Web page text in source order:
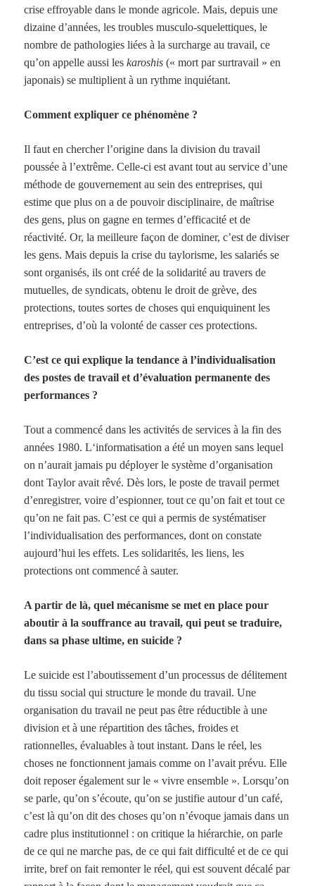
crise effroyable dans le monde agricole. Mais, depuis une
dizaine d’années, les troubles musculo-squelettiques, le
nombre de pathologies liées à la surcharge au travail, ce
qu’on appelle aussi leskaroshis (« mort par surtravail » en
japonais) se multiplient à un rythme inquiétant.
Comment expliquer ce phénomène ?
Il faut en chercher l’origine dans la division du travail
poussée à l’extrême. Celle-ci est avant tout au service d’une
méthode de gouvernement au sein des entreprises, qui
estime que plus on a de pouvoir disciplinaire, de maîtrise
des gens, plus on gagne en termes d’efficacité et de
réactivité. Or, la meilleure façon de dominer, c’est de diviser
les gens. Mais depuis la crise du taylorisme, les salariés se
sont organisés, ils ont créé de la solidarité au travers de
mutuelles, de syndicats, obtenu le droit de grève, des
protections, toutes sortes de choses qui enquiquinent les
entreprises, d’où la volonté de casser ces protections.
C’est ce qui explique la tendance à l’individualisation
des postes de travail et d’évaluation permanente des
performances ?
Tout a commencé dans les activités de services à la fin des
années 1980. L‘informatisation a été un moyen sans lequel
on n’aurait jamais pu déployer le système d’organisation
dont Taylor avait rêvé. Dès lors, le poste de travail permet
d’enregistrer, voire d’espionner, tout ce qu’on fait et tout ce
qu’on ne fait pas. C’est ce qui a permis de systématiser
l’individualisation des performances, dont on constate
aujourd’hui les effets. Les solidarités, les liens, les
protections ont commencé à sauter.
A partir de là, quel mécanisme se met en place pour
aboutir à la souffrance au travail, qui peut se traduire,
dans sa phase ultime, en suicide ?
Le suicide est l’aboutissement d’un processus de délitement
du tissu social qui structure le monde du travail. Une
organisation du travail ne peut pas être réductible à une
division et à une répartition des tâches, froides et
rationnelles, évaluables à tout instant. Dans le réel, les
choses ne fonctionnent jamais comme on l’avait prévu. Elle
doit reposer également sur le « vivre ensemble ». Lorsqu’on
se parle, qu’on s’écoute, qu’on se justifie autour d’un café,
c’est là qu’on dit des choses qu’on n’évoque jamais dans un
cadre plus institutionnel : on critique la hiérarchie, on parle
de ce qui ne marche pas, de ce qui fait difficulté et de ce qui
irrite, bref on fait remonter le réel, qui est souvent décalé par